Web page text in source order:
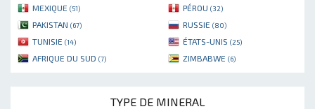
MEXIQUE (51) PÉROU (32)
PAKISTAN (67) RUSSIE (80)
TUNISIE (14) ÉTATS-UNIS (25)
AFRIQUE DU SUD (7) ZIMBABWE (6)
TYPE DE MINERAL